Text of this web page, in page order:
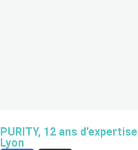
PURITY, 12 ans d’expertise
Lyon